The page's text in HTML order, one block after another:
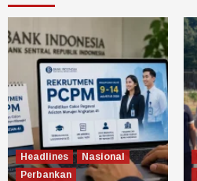
Headlines
Nasional
Perbankan